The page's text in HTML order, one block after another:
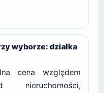
wyborze: działka
cena względem
nieruchomości,